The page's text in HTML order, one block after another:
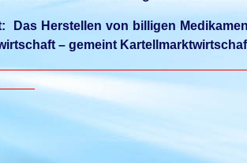
Das Herstellen von billigen
– gemeint